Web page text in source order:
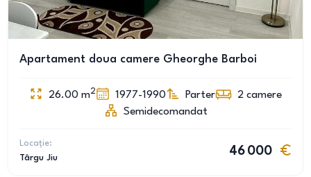
Apartament doua camere Gheorghe Barboi
26.00 m2 1977-1990 Parter 2 camere
Semidecomandat
Locație:
Târgu Jiu
46 000